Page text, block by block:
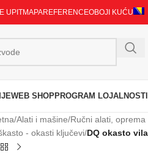
UPITMAPAREFERENCEOBOJI KUĆU
WEB SHOPPROGRAM LOJALNOSTI
/Alati i mašine/Ručni alati,
- okasti ključevi/DQ okasto